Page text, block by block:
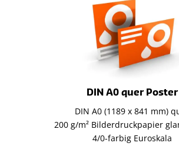
DIN A0 quer Poster
DIN A0 (1189 x 841 mm)
200 g/m² Bilderdruckpapier
4/0-farbig Euroskala